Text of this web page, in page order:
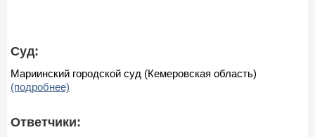
Суд:
Мариинский городской суд (Кемеровская область)
(подробнее)
Ответчики: